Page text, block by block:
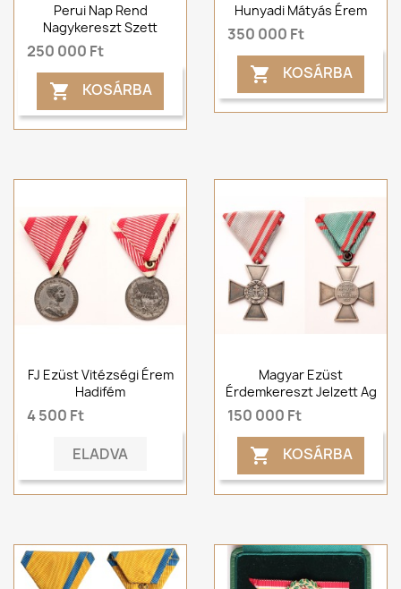
Perui Nap Rend
Nagykereszt Szett
250 000 Ft
 KOSÁRBA
Hunyadi Mátyás Érem
350 000 Ft
 KOSÁRBA
FJ Ezüst Vitézségi Érem
Hadifém
4 500 Ft
ELADVA
Magyar Ezüst
Érdemkereszt Jelzett Ag
150 000 Ft
 KOSÁRBA